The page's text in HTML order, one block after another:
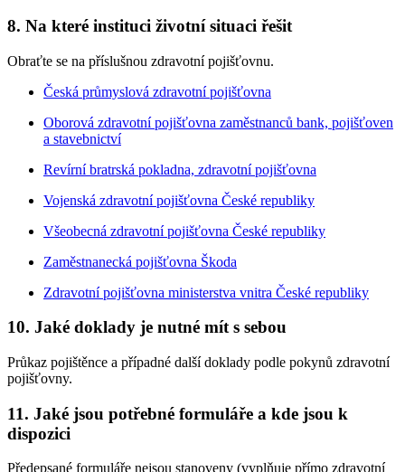
8. Na které instituci životní situaci řešit
Obraťte se na příslušnou zdravotní pojišťovnu.
Česká průmyslová zdravotní pojišťovna
Oborová zdravotní pojišťovna zaměstnanců bank, pojišťoven
a stavebnictví
Revírní bratrská pokladna, zdravotní pojišťovna
Vojenská zdravotní pojišťovna České republiky
Všeobecná zdravotní pojišťovna České republiky
Zaměstnanecká pojišťovna Škoda
Zdravotní pojišťovna ministerstva vnitra České republiky
10. Jaké doklady je nutné mít s sebou
Průkaz pojištěnce a případné další doklady podle pokynů zdravotní
pojišťovny.
11. Jaké jsou potřebné formuláře a kde jsou k
dispozici
Předepsané formuláře nejsou stanoveny (vyplňuje přímo zdravotní